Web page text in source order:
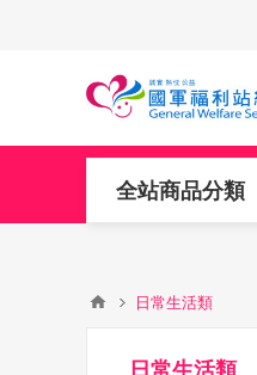
全站商品分類
日常生活類
日常生活類